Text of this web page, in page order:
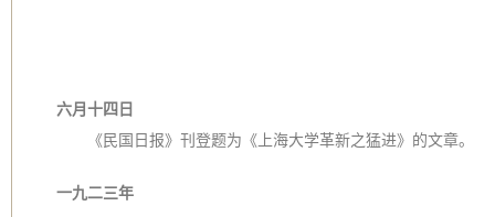
六月十四日
《民国日报》刊登题为《上海大学革新之猛进》的文章。
一九二三年